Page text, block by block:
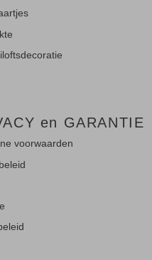
en GARANTIE
voorwaarden